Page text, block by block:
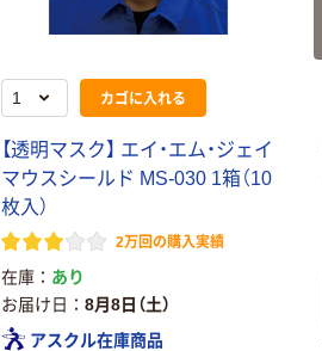
カゴに入れる
【透明マスク】 エイ・エム・ジェイ
マウスシールド MS-030 1箱（10
枚入）
2万回の購入実績
在庫
あり
お届け日
8月8日（土）
アスクル在庫商品